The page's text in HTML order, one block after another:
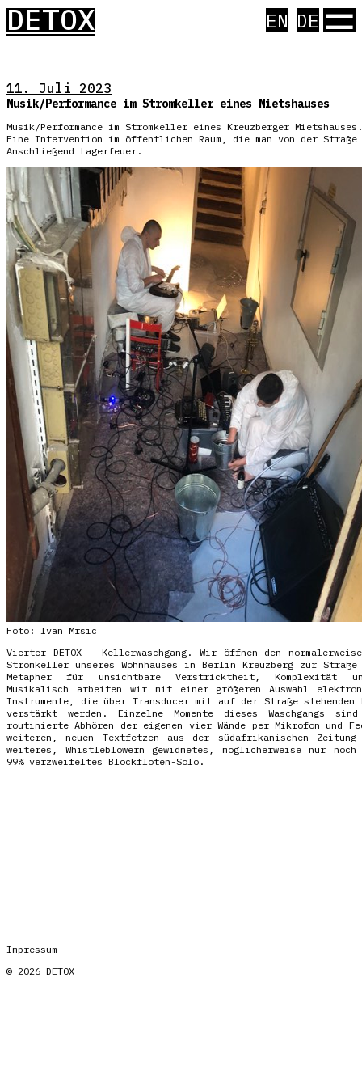
DETOX EN DE ☰
11. Juli 2023
Musik/Performance im Stromkeller eines Mietshauses
Musik/Performance im Stromkeller eines Kreuzberger Mietshauses.
Eine Intervention im öffentlichen Raum, die man von der
Anschließend Lagerfeuer.
Foto: Ivan Mrsic
Vierter DETOX – Kellerwaschgang. Wir öffnen den
Stromkeller unseres Wohnhauses in Berlin Kreuzberg zur
Metapher für unsichtbare Verstricktheit, Komplexität
Musikalisch arbeiten wir mit einer größeren Auswahl
Instrumente, die über Transducer mit auf der Straße stehenden
verstärkt werden. Einzelne Momente dieses Waschgangs
routinierte Abhören der eigenen vier Wände per Mikrofon und
weiteren, neuen Textfetzen aus der südafrikanischen Zeitung
weiteres, Whistleblowern gewidmetes, möglicherweise nur
99% verzweifeltes Blockflöten-Solo.
Impressum
© 2026 DETOX